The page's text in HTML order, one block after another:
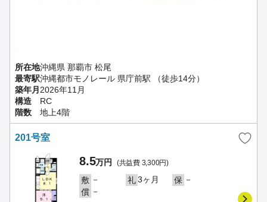
所在地沖縄県 那覇市 松尾
最寄駅沖縄都市モノレール 県庁前駅 （徒歩14分）
築年月 2026年11月
構造
RC
階数
地上4階
201号室
8.5万円 (共益費 3,300円)
敷 － 礼3ヶ月 保 －
償 －